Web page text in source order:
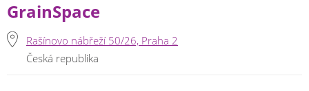
GrainSpace
Rašínovo nábřeží 50/26, Praha 2
Česká republika